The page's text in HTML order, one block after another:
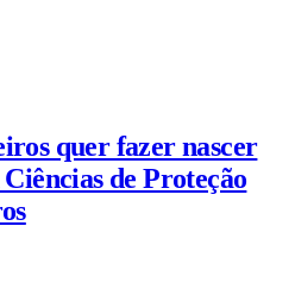
quer fazer nascer
de Proteção